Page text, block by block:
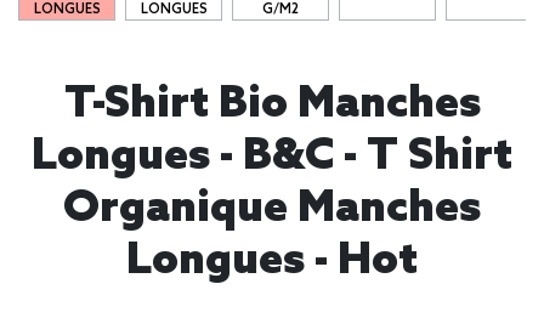
LONGUES
LONGUES
G/M2
T-Shirt Bio Manches
Longues - B&C - T Shirt
Organique Manches
Longues - Hot